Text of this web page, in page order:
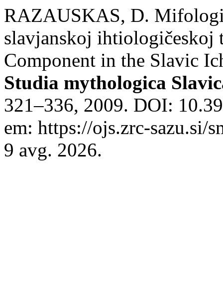
RAZAUSKAS, D.
slavjanskoj
Component in the Slavic
Studia mythologica
321–336, 2009. DOI:
em: https://ojs.zrc-sazu.si/
9 avg. 2026.